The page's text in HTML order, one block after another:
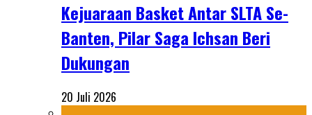
Kejuaraan Basket Antar SLTA Se-
Banten, Pilar Saga Ichsan Beri
Dukungan
20 Juli 2026